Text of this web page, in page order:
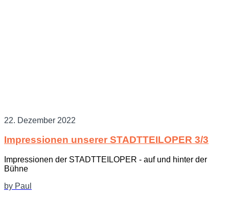
22. Dezember 2022
Impressionen unserer STADTTEILOPER 3/3
Impressionen der STADTTEILOPER - auf und hinter der
Bühne
by Paul